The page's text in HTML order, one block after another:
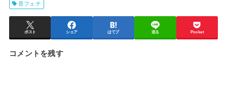
音フェチ
ポスト シェア はてブ 送る Pocket
コメントを残す